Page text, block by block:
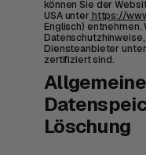
können Sie der
USA unter https://
Englisch) entnehmen.
Diensteanbieter
zertifiziert sind.
Löschung